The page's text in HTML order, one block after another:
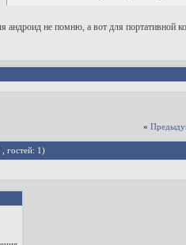
андроид не помню, а вот для портативной
«
, гостей: 1)